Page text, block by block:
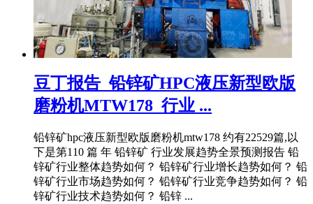
豆丁报告_铅锌矿HPC液压新型欧版
磨粉机MTW178_行业 ...
铅锌矿hpc液压新型欧版磨粉机mtw178 约有22529篇,以
下是第110 篇 年 铅锌矿 行业发展趋势全景预测报告 铅
锌矿行业整体趋势如何？ 铅锌矿行业增长趋势如何？ 铅
锌矿行业市场趋势如何？ 铅锌矿行业竞争趋势如何？ 铅
锌矿行业技术趋势如何？ 铅锌 ...